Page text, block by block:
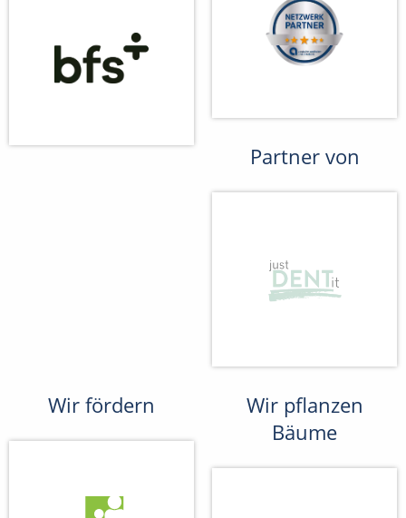
Partner von
Wir fördern
Wir pflanzen
Bäume